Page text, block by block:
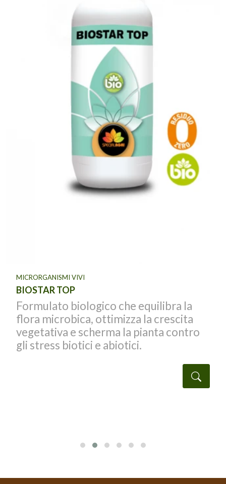
MICRORGANISMI VIVI
BIOSTAR TOP
Formulato biologico che equilibra la
flora microbica, ottimizza la crescita
vegetativa e scherma la pianta contro
gli stress biotici e abiotici.